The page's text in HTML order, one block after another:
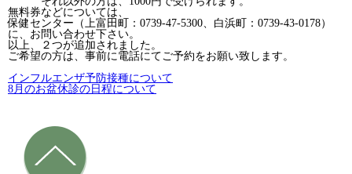
無料券などについては、
保健センター（上富田町：0739-47-5300、白浜町：0739-43-0178）
に、 お問い合わせ下さい。
以上、２つが追加されました。
ご希望の方は、事前に電話にてご予約をお願い致します。
インフルエンザ予防接種について
8月のお盆休診の日程について